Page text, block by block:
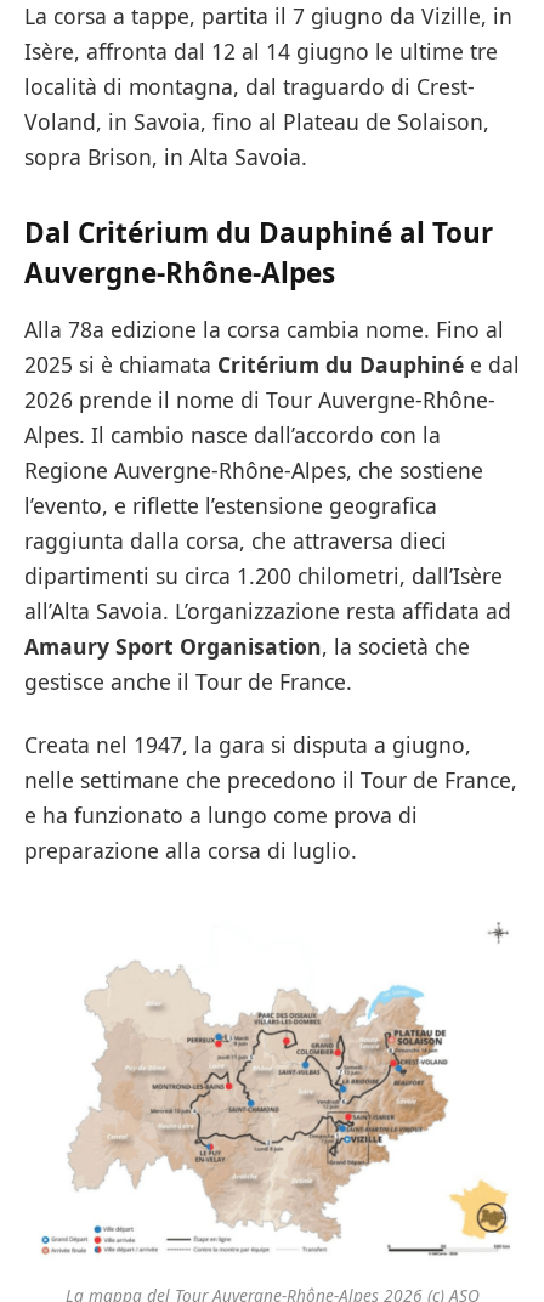
La corsa a tappe, partita il 7 giugno da Vizille, in
Isère, affronta dal 12 al 14 giugno le ultime tre
località di montagna, dal traguardo di Crest-
Voland, in Savoia, fino al Plateau de Solaison,
sopra Brison, in Alta Savoia.
Dal Critérium du Dauphiné al Tour
Auvergne-Rhône-Alpes
Alla 78a edizione la corsa cambia nome. Fino al
2025 si è chiamata Critérium du Dauphiné e dal
2026 prende il nome di Tour Auvergne-Rhône-
Alpes. Il cambio nasce dall’accordo con la
Regione Auvergne-Rhône-Alpes, che sostiene
l’evento, e riflette l’estensione geografica
raggiunta dalla corsa, che attraversa dieci
dipartimenti su circa 1.200 chilometri, dall’Isère
all’Alta Savoia. L’organizzazione resta affidata ad
Amaury Sport Organisation, la società che
gestisce anche il Tour de France.
Creata nel 1947, la gara si disputa a giugno,
nelle settimane che precedono il Tour de France,
e ha funzionato a lungo come prova di
preparazione alla corsa di luglio.
La mappa del Tour Auvergne-Rhône-Alpes 2026 (c) ASO